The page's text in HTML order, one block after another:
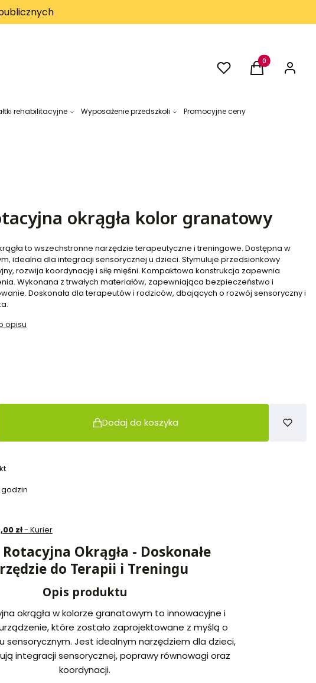
UlubioneProdukty w
Koszyk Zaloguj
rehabilitacyjne Wyposażenie przedszkoli
Promocyjne ceny
okrągła kolor granatowy
to wszechstronne narzędzie terapeutyczne i treningowe. Dostępna w
idealna dla integracji sensorycznej u dzieci. Stymuluje przedsionkowy
rozwija koordynację i siłę mięśni. Kompaktowa konstrukcja zapewnia
Wykonana z trwałych materiałów, zapewniająca bezpieczeństwo i
Doskonała dla terapeutów i rodziców, dbających o rozwój sensoryczny i
opisu
Dodaj do koszyka
zł- Kurier
Okrągła - Doskonałe
do Terapii i Treningu
Opis produktu
okrągła w kolorze granatowym to innowacyjne i
które zostało zaprojektowane z myślą o
sensorycznym. Jest idealnym narzędziem dla dzieci,
integracji sensorycznej, poprawy równowagi oraz
koordynacji.